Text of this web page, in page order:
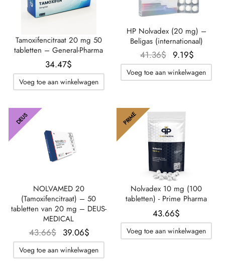
Tamoxifencitraat 20 mg 50
tabletten – General-Pharma
34.47$
Voeg toe aan winkelwagen
HP Nolvadex (20 mg) –
Beligas (internationaal)
41.36$
prijs was:
41.36$.
9.19$
huidige
prijs is:
Voeg toe aan winkelwagen
DEUS
NOLVAMED 20
(Tamoxifencitraat) – 50
tabletten van 20 mg – DEUS-
MEDICAL
43.66$ Oorspronkelijke
prijs was:
43.66$.
39.06$
huidige
prijs is:
Voeg toe aan winkelwagen
PRIME
Nolvadex 10 mg (100
tabletten) - Prime Pharma
43.66$
Voeg toe aan winkelwagen